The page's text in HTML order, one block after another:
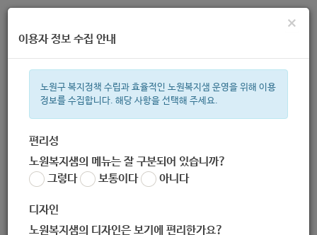
주간 인기검색어
한눈으로 보는 복지 정보
×
이용자 정보 수집 안내
노원구 복지정책 수립과 효율적인 노원복지샘 운영을 위해 이용
정보를 수집합니다. 해당 사항을 선택해 주세요.
편리성
노원복지샘의 메뉴는 잘 구분되어 있습니까?
그렇다
보통이다 아니다
디자인
노원복지샘의 디자인은 보기에 편리한가요?